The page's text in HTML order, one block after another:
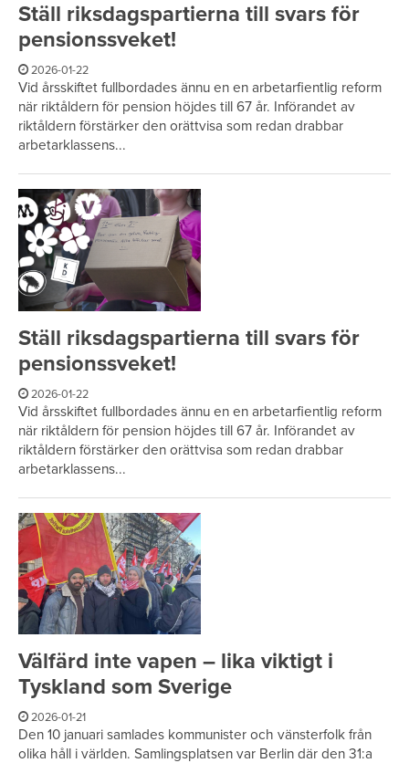
Ställ riksdagspartierna till svars för
pensionssveket!
2026-01-22
Vid årsskiftet fullbordades ännu en en arbetarfientlig reform
när riktåldern för pension höjdes till 67 år. Införandet av
riktåldern förstärker den orättvisa som redan drabbar
arbetarklassens...
Ställ riksdagspartierna till svars för
pensionssveket!
2026-01-22
Vid årsskiftet fullbordades ännu en en arbetarfientlig reform
när riktåldern för pension höjdes till 67 år. Införandet av
riktåldern förstärker den orättvisa som redan drabbar
arbetarklassens...
Välfärd inte vapen – lika viktigt i
Tyskland som Sverige
2026-01-21
Den 10 januari samlades kommunister och vänsterfolk från
olika håll i världen. Samlingsplatsen var Berlin där den 31:a